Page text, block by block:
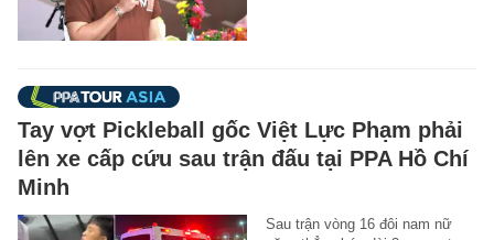
Tay vợt Pickleball gốc Việt Lực Phạm phải
lên xe cấp cứu sau trận đấu tại PPA Hồ Chí
Minh
Sau trận vòng 16 đôi nam nữ